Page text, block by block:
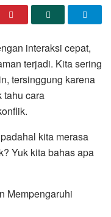
interaksi cepat,
terjadi. Kita sering
tersinggung karena
tahu cara
kita merasa
Yuk kita bahas apa
Mempengaruhi